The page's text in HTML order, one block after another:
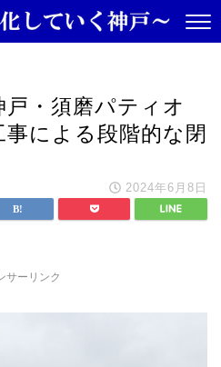
・須磨パティオ
による段階的な閉
2024年6月8日
サーリンク